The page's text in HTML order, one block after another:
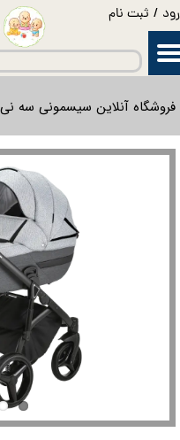
/ ثبت نام
حساب کاربری من
خروج از حساب کاربری
فروشگاه آنلاین سیسمونی سه